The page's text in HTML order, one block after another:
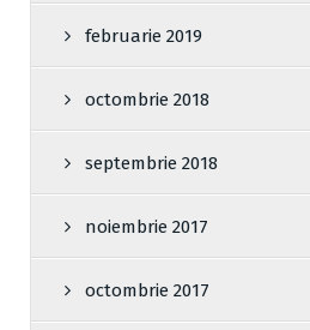
februarie 2019
octombrie 2018
septembrie 2018
noiembrie 2017
octombrie 2017